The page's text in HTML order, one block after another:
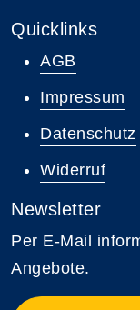
Quicklinks
AGB
Impressum
Datenschutz
Widerruf
Newsletter
Per E-Mail
Angebote.